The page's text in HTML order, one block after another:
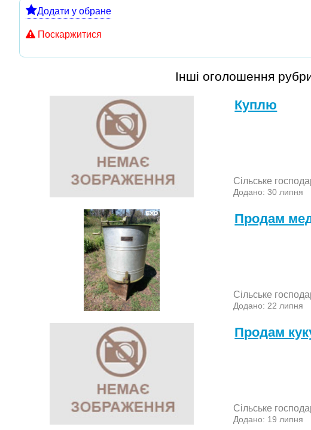
Додати у обране
Поскаржитися
Інші оголошення
Куплю
Сільське
Додано: 30 липня
Продам
Сільське
Додано: 22 липня
Продам
Сільське
Додано: 19 липня